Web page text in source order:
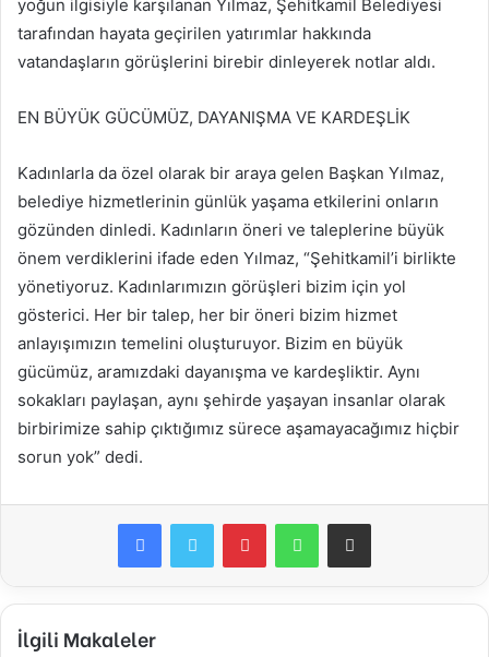
yoğun ilgisiyle karşılanan Yılmaz, Şehitkamil Belediyesi
tarafından hayata geçirilen yatırımlar hakkında
vatandaşların görüşlerini birebir dinleyerek notlar aldı.
EN BÜYÜK GÜCÜMÜZ, DAYANIŞMA VE KARDEŞLİK
Kadınlarla da özel olarak bir araya gelen Başkan Yılmaz,
belediye hizmetlerinin günlük yaşama etkilerini onların
gözünden dinledi. Kadınların öneri ve taleplerine büyük
önem verdiklerini ifade eden Yılmaz, “Şehitkamil’i birlikte
yönetiyoruz. Kadınlarımızın görüşleri bizim için yol
gösterici. Her bir talep, her bir öneri bizim hizmet
anlayışımızın temelini oluşturuyor. Bizim en büyük
gücümüz, aramızdaki dayanışma ve kardeşliktir. Aynı
sokakları paylaşan, aynı şehirde yaşayan insanlar olarak
birbirimize sahip çıktığımız sürece aşamayacağımız hiçbir
sorun yok” dedi.
FacebookTwitter PinterestWhatsAppE-Posta ile paylaş
İlgili Makaleler